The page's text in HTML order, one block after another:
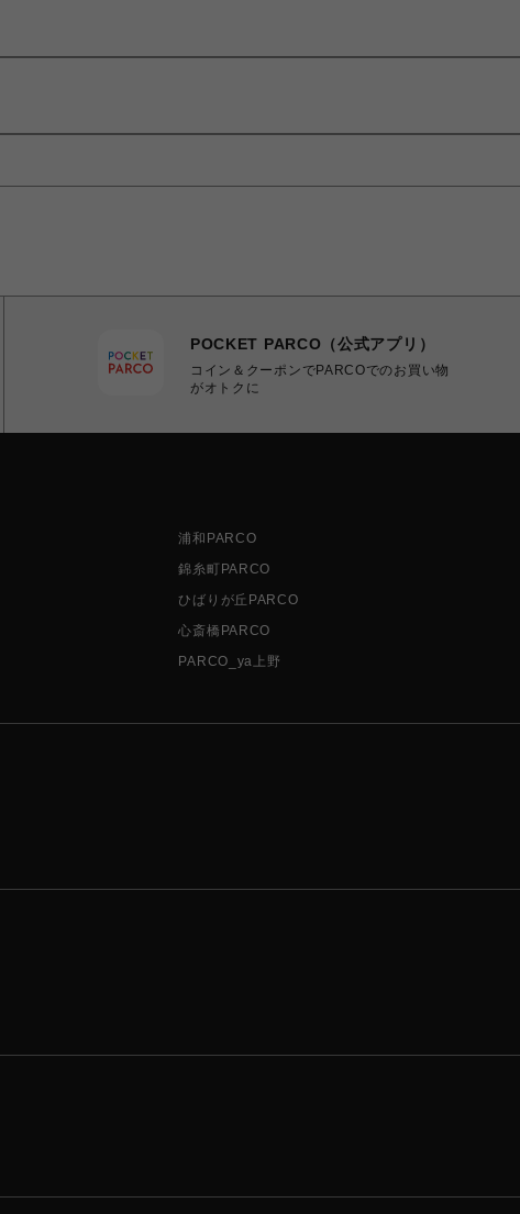
POCKET PARCO（公式アプリ）
コイン＆クーポンでPARCOでのお買い物
がオトクに
浦和PARCO
錦糸町PARCO
ひばりが丘PARCO
心斎橋PARCO
PARCO_ya上野